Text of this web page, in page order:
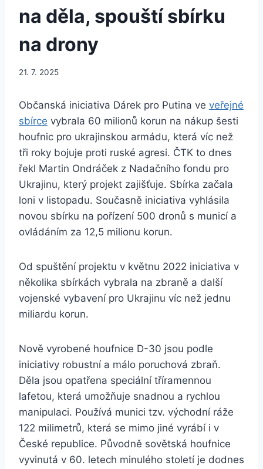
na děla, spouští sbírku
na drony
21. 7. 2025
Občanská iniciativa Dárek pro Putina ve veřejné
sbírce vybrala 60 milionů korun na nákup šesti
houfnic pro ukrajinskou armádu, která víc než
tři roky bojuje proti ruské agresi. ČTK to dnes
řekl Martin Ondráček z Nadačního fondu pro
Ukrajinu, který projekt zajišťuje. Sbírka začala
loni v listopadu. Současně iniciativa vyhlásila
novou sbírku na pořízení 500 dronů s municí a
ovládáním za 12,5 milionu korun.
Od spuštění projektu v květnu 2022 iniciativa v
několika sbírkách vybrala na zbraně a další
vojenské vybavení pro Ukrajinu víc než jednu
miliardu korun.
Nově vyrobené houfnice D-30 jsou podle
iniciativy robustní a málo poruchová zbraň.
Děla jsou opatřena speciální tříramennou
lafetou, která umožňuje snadnou a rychlou
manipulaci. Používá munici tzv. východní ráže
122 milimetrů, která se mimo jiné vyrábí i v
České republice. Původně sovětská houfnice
vyvinutá v 60. letech minulého století je dodnes